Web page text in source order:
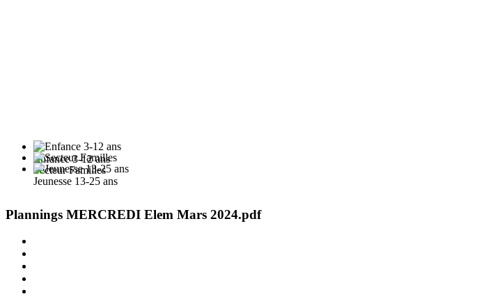
Enfance 3-12 ans
Secteur Familles
Jeunesse 13-25 ans
Plannings MERCREDI Elem Mars 2024.pdf